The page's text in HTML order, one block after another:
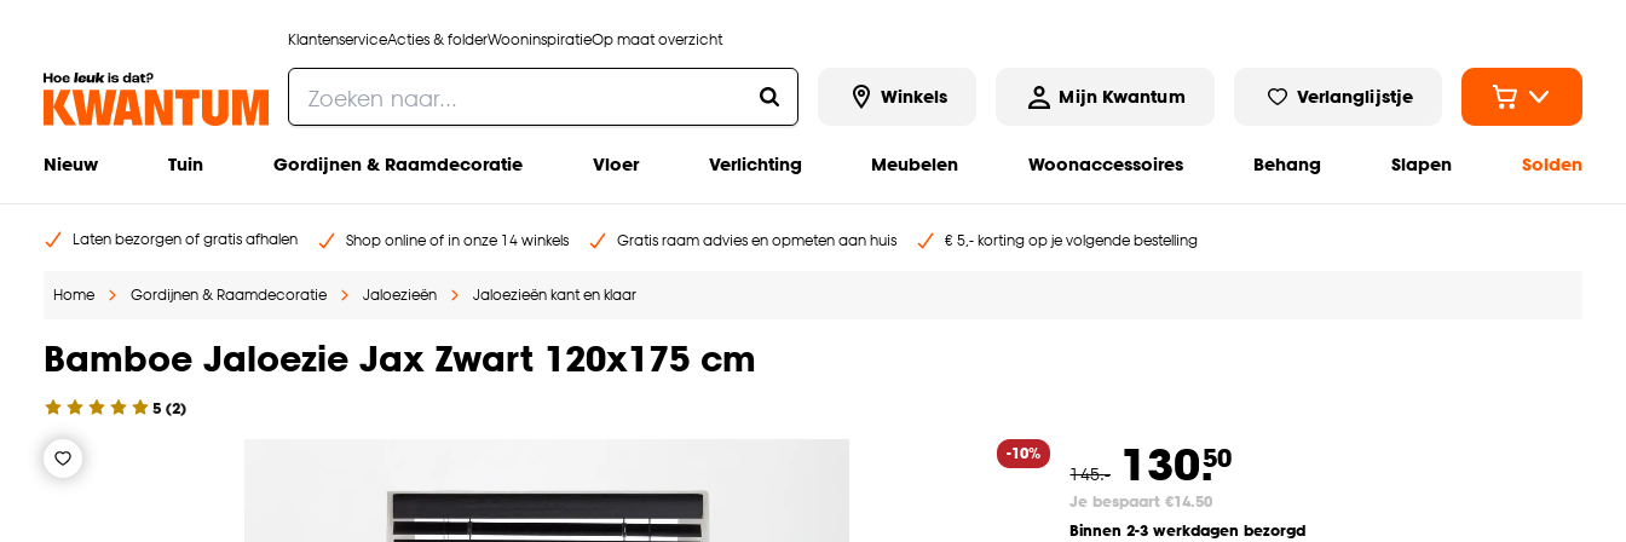
KlantenserviceActies & folderWooninspiratieOp maat overzicht
Winkels Mijn Kwantum Verlanglijstje
Nieuw Tuin Gordijnen & Raamdecoratie Vloer Verlichting Meubelen Woonaccessoires Behang Slapen Solden
Laten bezorgen of gratis afhalen Shop online of in onze 14 winkels Gratis raam advies en opmeten aan huis € 5,- korting op je volgende bestelling
Home Gordijnen & Raamdecoratie Jaloezieën Jaloezieën kant en klaar
Bamboe Jaloezie Jax Zwart 120x175 cm
5 (2)
-10%
145.- 130.50
Je bespaart €14.50
Binnen 2-3 werkdagen bezorgd